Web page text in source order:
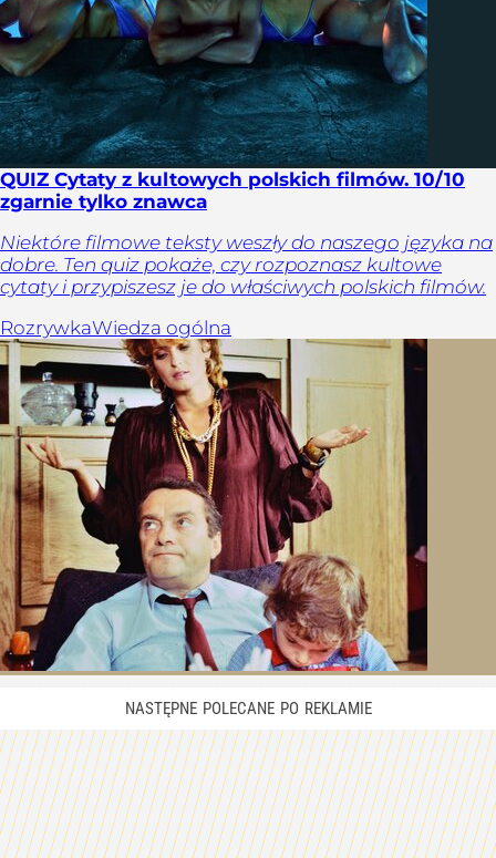
QUIZ Cytaty z kultowych polskich filmów. 10/10
zgarnie tylko znawca
Niektóre filmowe teksty weszły do naszego języka na
dobre. Ten quiz pokaże, czy rozpoznasz kultowe
cytaty i przypiszesz je do właściwych polskich filmów.
RozrywkaWiedza ogólna